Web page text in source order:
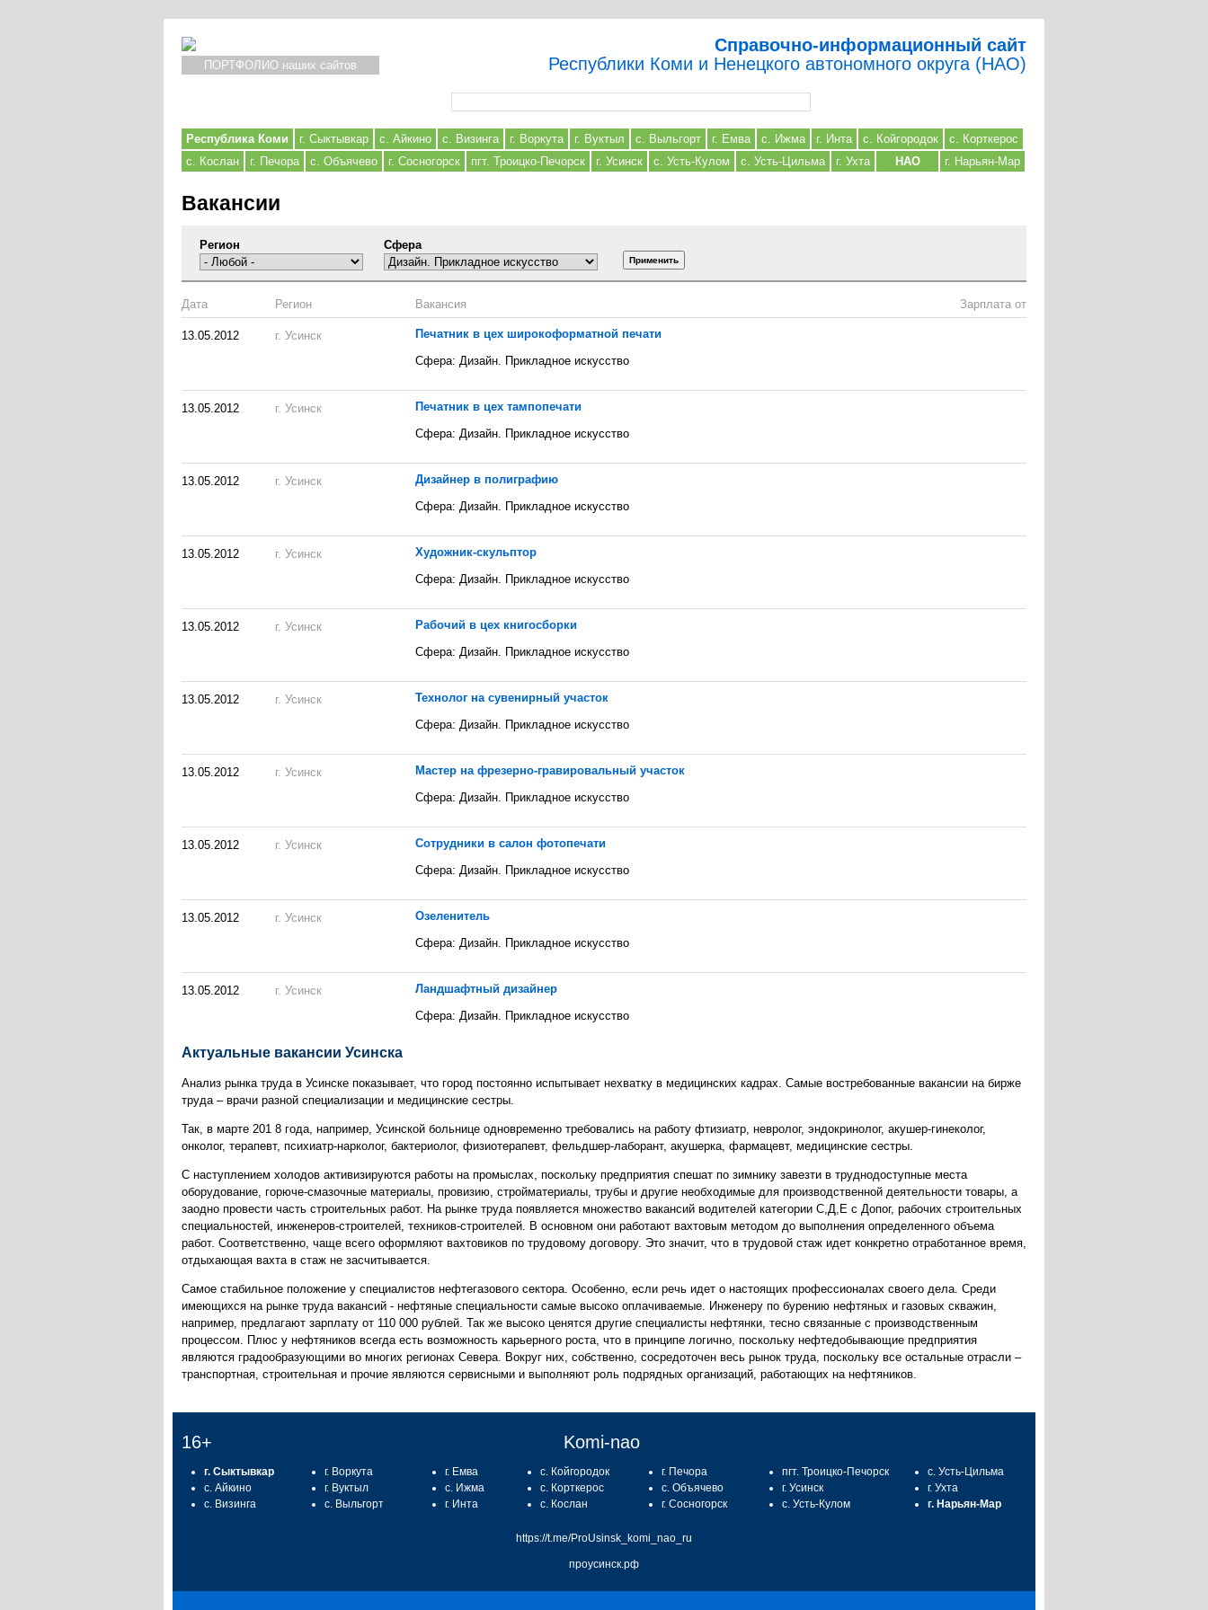
ПОРТФОЛИО наших сайтов
Справочно-информационный сайт
Республики Коми и Ненецкого автономного округа (НАО)
Республика Коми г. Сыктывкар с. Айкино с. Визинга г. Воркута г. Вуктыл с. Выльгорт г. Емва с. Ижма г. Инта с. Койгородок
с. Корткерос
с. Кослан
г. Печора с. Объячево г. Сосногорск пгт. Троицко-Печорск г. Усинск с. Усть-Кулом с. Усть-Цильма г. Ухта НАО г. Нарьян-Мар
Вакансии
Регион Сфера
Дата Регион Вакансия Зарплата от
13.05.2012 г. Усинск
Печатник в цех широкоформатной печати
Сфера: Дизайн. Прикладное искусство
13.05.2012 г. Усинск
Печатник в цех тампопечати
Сфера: Дизайн. Прикладное искусство
13.05.2012 г. Усинск
Дизайнер в полиграфию
Сфера: Дизайн. Прикладное искусство
13.05.2012 г. Усинск
Художник-скульптор
Сфера: Дизайн. Прикладное искусство
13.05.2012 г. Усинск
Рабочий в цех книгосборки
Сфера: Дизайн. Прикладное искусство
13.05.2012 г. Усинск
Технолог на сувенирный участок
Сфера: Дизайн. Прикладное искусство
13.05.2012 г. Усинск
Мастер на фрезерно-гравировальный участок
Сфера: Дизайн. Прикладное искусство
13.05.2012 г. Усинск
Сотрудники в салон фотопечати
Сфера: Дизайн. Прикладное искусство
13.05.2012 г. Усинск
Озеленитель
Сфера: Дизайн. Прикладное искусство
13.05.2012 г. Усинск
Ландшафтный дизайнер
Сфера: Дизайн. Прикладное искусство
Актуальные вакансии Усинска
Анализ рынка труда в Усинске показывает, что город постоянно испытывает нехватку в медицинских кадрах. Самые востребованные вакансии на бирже
труда – врачи разной специализации и медицинские сестры.
Так, в марте 201 8 года, например, Усинской больнице одновременно требовались на работу фтизиатр, невролог, эндокринолог, акушер-гинеколог,
онколог, терапевт, психиатр-нарколог, бактериолог, физиотерапевт, фельдшер-лаборант, акушерка, фармацевт, медицинские сестры.
С наступлением холодов активизируются работы на промыслах, поскольку предприятия спешат по зимнику завезти в труднодоступные места
оборудование, горюче-смазочные материалы, провизию, стройматериалы, трубы и другие необходимые для производственной деятельности товары, а
заодно провести часть строительных работ. На рынке труда появляется множество вакансий водителей категории С,Д,Е с Допог, рабочих строительных
специальностей, инженеров-строителей, техников-строителей. В основном они работают вахтовым методом до выполнения определенного объема
работ. Соответственно, чаще всего оформляют вахтовиков по трудовому договору. Это значит, что в трудовой стаж идет конкретно отработанное время,
отдыхающая вахта в стаж не засчитывается.
Самое стабильное положение у специалистов нефтегазового сектора. Особенно, если речь идет о настоящих профессионалах своего дела. Среди
имеющихся на рынке труда вакансий - нефтяные специальности самые высоко оплачиваемые. Инженеру по бурению нефтяных и газовых скважин,
например, предлагают зарплату от 110 000 рублей. Так же высоко ценятся другие специалисты нефтянки, тесно связанные с производственным
процессом. Плюс у нефтяников всегда есть возможность карьерного роста, что в принципе логично, поскольку нефтедобывающие предприятия
являются градообразующими во многих регионах Севера. Вокруг них, собственно, сосредоточен весь рынок труда, поскольку все остальные отрасли –
транспортная, строительная и прочие являются сервисными и выполняют роль подрядных организаций, работающих на нефтяников.
16+ Komi-nao
г. Сыктывкар
с. Айкино
с. Визинга
г. Воркута
г. Вуктыл
с. Выльгорт
г. Емва
с. Ижма
г. Инта
с. Койгородок
с. Корткерос
с. Кослан
г. Печора
с. Объячево
г. Сосногорск
пгт. Троицко-Печорск
г. Усинск
с. Усть-Кулом
с. Усть-Цильма
г. Ухта
г. Нарьян-Мар
https://t.me/ProUsinsk_komi_nao_ru
проусинск.рф